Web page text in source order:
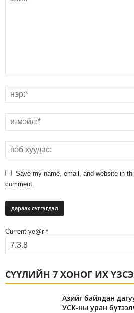
Save my name, email, and website in
comment.
Current ye@r *
СҮҮЛИЙН 7 ХОНОГ ИХ
Азийг байлдан
УСК-ны уран